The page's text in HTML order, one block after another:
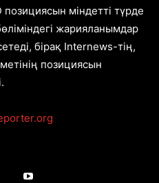
міндетті түрде
жарияланымдар
бірақ Internews-тің,
позициясын